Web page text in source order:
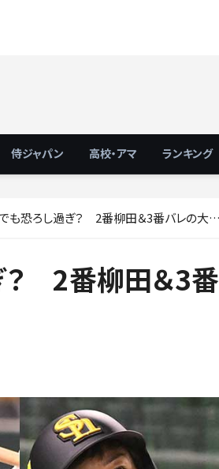
侍ジャパン 高校・アマ ランキング
し過ぎ？ 2番柳田＆3番バレの大胆オーダーを推す根拠
？ 2番柳田＆3番